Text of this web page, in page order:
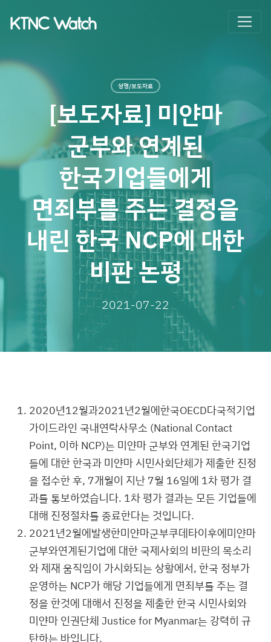
성명/보도자료
[보도자료] 미얀마
군부와 연계된
한국기업들에게
면죄부를 주는 결정을
내린 한국 NCP에 대한
비판 논평
2021-07-22
2020년12월과2021년2월에한국OECD다국적기업
가이드라인 국내연락사무소 (National Contact
Point, 이하 NCP)는 미얀마 군부와 연계된 한국기업
들에 대한 한국과 미얀마 시민사회단체가 제출한 진정
을 접수한 후, 7개월이 지난 7월 16일에 1차 평가 결
과를 통보하였습니다. 1차 평가 결과는 모든 기업들에
대해 진정절차를 종료한다는 것입니다.
2021년2월에발생한미얀마군부쿠데타이후에미얀마
군부와연계된기업에 대한 국제사회의 비판의 목소리
와 제재 움직임이 가시화되는 상황에서, 한국 정부가
운영하는 NCP가 해당 기업들에게 면죄부를 주는 결
정을 한것에 대해서 진정을 제출한 한국 시민사회와
미얀마 인권단체 Justice for Myanmar는 강력히 규
탄하는 바입니다.